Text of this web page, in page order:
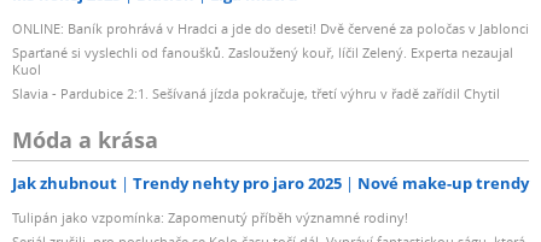
ONLINE: Baník prohrává v Hradci a jde do deseti! Dvě červené za poločas v Jablonci
Sparťané si vyslechli od fanoušků. Zasloužený kouř, líčil Zelený. Experta nezaujal
Kuol
Slavia - Pardubice 2:1. Sešívaná jízda pokračuje, třetí výhru v řadě zařídil Chytil
Móda a krása
Jak zhubnout Trendy nehty pro jaro 2025 Nové make-up trendy
Tulipán jako vzpomínka: Zapomenutý příběh významné rodiny!